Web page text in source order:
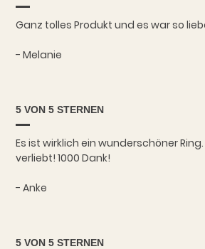
Ganz tolles Produkt und es war so
- Melanie
5 VON 5 STERNEN
Es ist wirklich ein wunderschöner
verliebt! 1000 Dank!
- Anke
5 VON 5 STERNEN